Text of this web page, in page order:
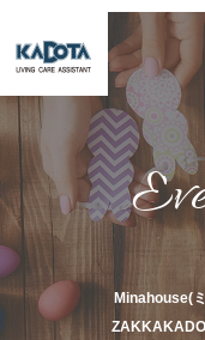
Minahouse(